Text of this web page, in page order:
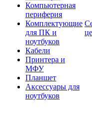
Компьютерная
периферия
Комплектующие
для ПК и
ноутбуков
Кабели
Принтера и
МФУ
Планшет
Аксессуары для
ноутбуков